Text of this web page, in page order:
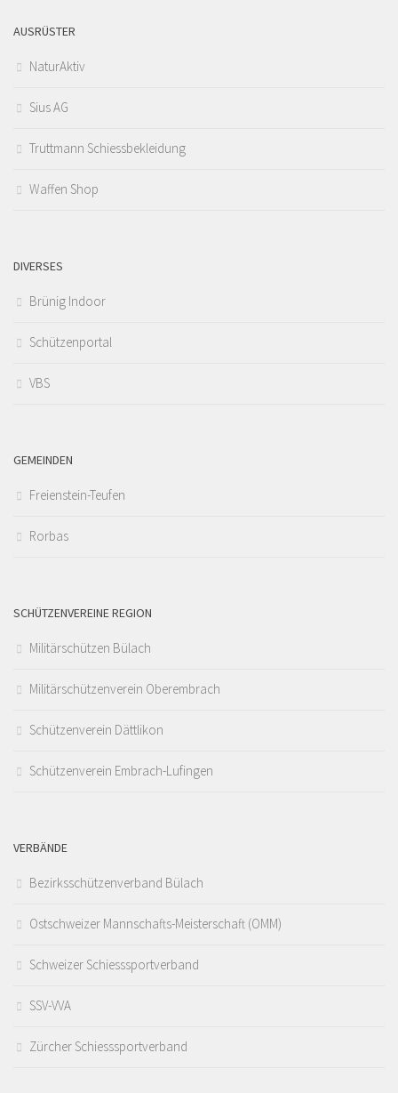
AUSRÜSTER
NaturAktiv
Sius AG
Truttmann Schiessbekleidung
Waffen Shop
DIVERSES
Brünig Indoor
Schützenportal
VBS
GEMEINDEN
Freienstein-Teufen
Rorbas
SCHÜTZENVEREINE REGION
Militärschützen Bülach
Militärschützenverein Oberembrach
Schützenverein Dättlikon
Schützenverein Embrach-Lufingen
VERBÄNDE
Bezirksschützenverband Bülach
Ostschweizer Mannschafts-Meisterschaft (OMM)
Schweizer Schiesssportverband
SSV-VVA
Zürcher Schiesssportverband